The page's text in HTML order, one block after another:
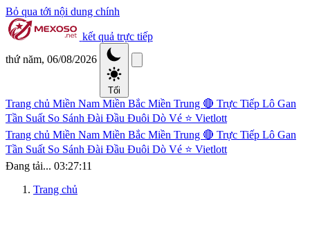
Bỏ qua tới nội dung chính
kết quả trực tiếp
thứ năm, 06/08/2026
Tối
Trang chủ Miền Nam Miền Bắc Miền Trung 🔴 Trực Tiếp Lô Gan
Tần Suất So Sánh Đài Đầu Đuôi Dò Vé ⭐ Vietlott
Trang chủ Miền Nam Miền Bắc Miền Trung 🔴 Trực Tiếp Lô Gan
Tần Suất So Sánh Đài Đầu Đuôi Dò Vé ⭐ Vietlott
Đang tải... 03:27:12
Trang chủ